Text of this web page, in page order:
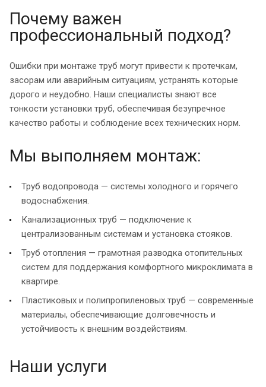
Почему важен
профессиональный подход?
Ошибки при монтаже труб могут привести к протечкам,
засорам или аварийным ситуациям, устранять которые
дорого и неудобно. Наши специалисты знают все
тонкости установки труб, обеспечивая безупречное
качество работы и соблюдение всех технических норм.
Мы выполняем монтаж:
Труб водопровода — системы холодного и горячего
водоснабжения.
Канализационных труб — подключение к
централизованным системам и установка стояков.
Труб отопления — грамотная разводка отопительных
систем для поддержания комфортного микроклимата в
квартире.
Пластиковых и полипропиленовых труб — современные
материалы, обеспечивающие долговечность и
устойчивость к внешним воздействиям.
Наши услуги